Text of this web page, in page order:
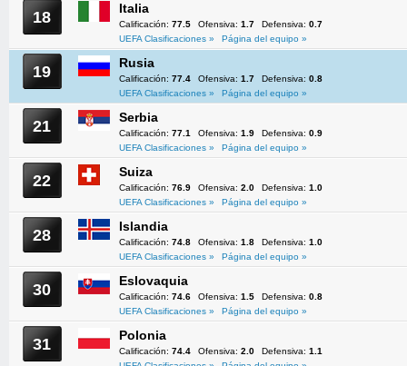
18 Italia
Calificación: 77.5 Ofensiva: 1.7 Defensiva: 0.7
UEFA Clasificaciones »
Página del equipo »
19 Rusia
Calificación: 77.4 Ofensiva: 1.7 Defensiva: 0.8
UEFA Clasificaciones »
Página del equipo »
21 Serbia
Calificación: 77.1 Ofensiva: 1.9 Defensiva: 0.9
UEFA Clasificaciones »
Página del equipo »
22 Suiza
Calificación: 76.9 Ofensiva: 2.0 Defensiva: 1.0
UEFA Clasificaciones »
Página del equipo »
28 Islandia
Calificación: 74.8 Ofensiva: 1.8 Defensiva: 1.0
UEFA Clasificaciones »
Página del equipo »
30 Eslovaquia
Calificación: 74.6 Ofensiva: 1.5 Defensiva: 0.8
UEFA Clasificaciones »
Página del equipo »
31 Polonia
Calificación: 74.4 Ofensiva: 2.0 Defensiva: 1.1